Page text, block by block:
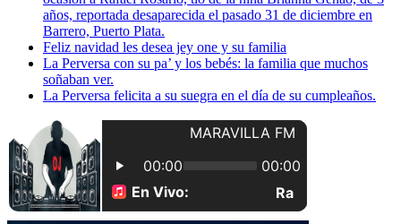
años, reportada desaparecida el pasado 31 de diciembre en
Barrero, Puerto Plata.
Feliz navidad les desea jey one y su familia
La Perversa con su pa’ y los bebés: la familia que muchos
soñaban ver.
La Perversa felicita a su suegra en el día de su cumpleaños.